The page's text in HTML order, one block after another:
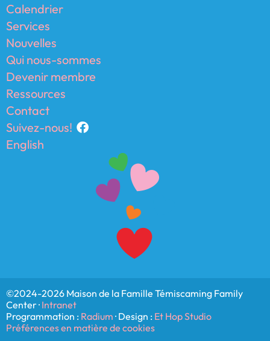
Calendrier
Services
Nouvelles
Qui nous-sommes
Devenir membre
Ressources
Contact
Suivez-nous!
English
©2024-2026 Maison de la Famille Témiscaming Family
Center · Intranet
Programmation : Radium · Design : Et Hop Studio
Préférences en matière de cookies